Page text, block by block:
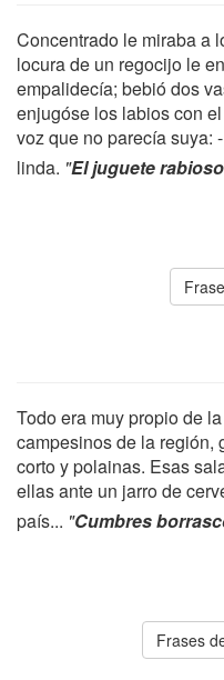
Concentrado le miraba a
locura de un regocijo le
empalidecía; bebió dos
enjugóse los labios con
voz que no parecía suya:
linda. "El juguete rabioso
Todo era muy propio de
campesinos de la región,
corto y polainas. Esas
ellas ante un jarro de
país... "Cumbres
Frases